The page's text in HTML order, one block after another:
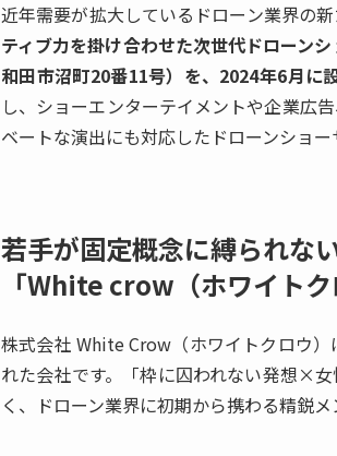
近年需要が拡大しているドローン業界の
ティブ力を掛け合わせた次世代ドローン
和田市沼町20番11号）を、2024年6月に
し、ショーエンターテイメントや企業広
ベートな演出にも対応したドローンショー
若手が固定概念に縛られな
「White crow（ホワイト
株式会社 White Crow（ホワイトクロウ
れた会社です。「枠に囚われない発想×
く、ドローン業界に初期から携わる精鋭